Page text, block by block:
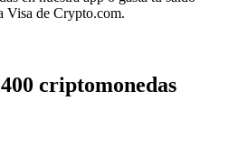
Visa de Crypto.com.
criptomonedas